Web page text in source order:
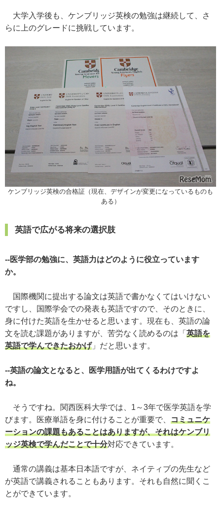
大学入学後も、ケンブリッジ英検の勉強は継続して、さ
らに上のグレードに挑戦しています。
ケンブリッジ英検の合格証（現在、デザインが変更になっているものも
ある）
英語で広がる将来の選択肢
--医学部の勉強に、英語力はどのように役立っています
か。
国際機関に提出する論文は英語で書かなくてはいけない
ですし、国際学会での発表も英語ですので、そのときに、
身に付けた英語を生かせると思います。現在も、英語の論
文を読む課題がありますが、苦労なく読めるのは「 英語を
英語で学んできたおかげ」だと思います。
--英語の論文となると、医学用語が出てくるわけですよ
ね。
そうですね。関西医科大学では、1～3年で医学英語を学
びます。医療単語を身に付けることが重要で、 コミュニケ
ーションの課題もあることはありますが、それはケンブリ
ッジ英検で学んだことで十分対応できています。
通常の講義は基本日本語ですが、ネイティブの先生など
が英語で講義されることもあります。それも自然に聞くこ
とができています。